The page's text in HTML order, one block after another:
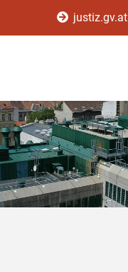
justiz.gv.at